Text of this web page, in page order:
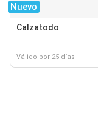
Nuevo
Calzatodo
Válido por 25 días